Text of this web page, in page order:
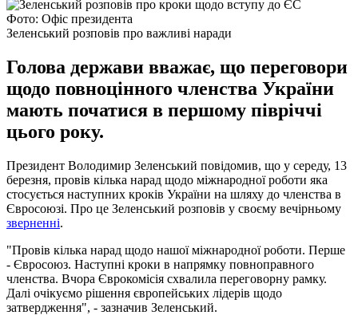
Фото: Офіс президента
Зеленський розповів про важливі наради
Голова держави вважає, що переговори
щодо повноцінного членства України
мають початися в першому півріччі
цього року.
Президент Володимир Зеленський повідомив, що у середу, 13
березня, провів кілька нарад щодо міжнародної роботи яка
стосується наступних кроків України на шляху до членства в
Євросоюзі. Про це Зеленський розповів у своєму вечірньому
зверненні.
"Провів кілька нарад щодо нашої міжнародної роботи. Перше
- Євросоюз. Наступні кроки в напрямку повноправного
членства. Вчора Єврокомісія схвалила переговорну рамку.
Далі очікуємо рішення європейських лідерів щодо
затвердження", - зазначив Зеленський.